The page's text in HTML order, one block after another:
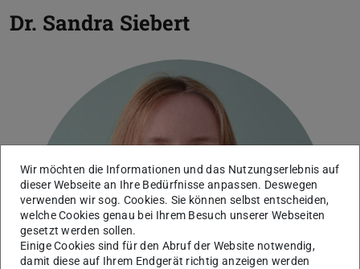
Dr. Sandra Siebert
Wir möchten die Informationen und das Nutzungserlebnis auf
dieser Webseite an Ihre Bedürfnisse anpassen. Deswegen
verwenden wir sog. Cookies. Sie können selbst entscheiden,
welche Cookies genau bei Ihrem Besuch unserer Webseiten
gesetzt werden sollen.
Einige Cookies sind für den Abruf der Website notwendig,
damit diese auf Ihrem Endgerät richtig anzeigen werden